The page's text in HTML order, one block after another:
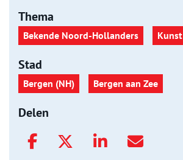
Thema
Bekende Noord-Hollanders Kunst
Stad
Bergen (NH) Bergen aan Zee
Delen